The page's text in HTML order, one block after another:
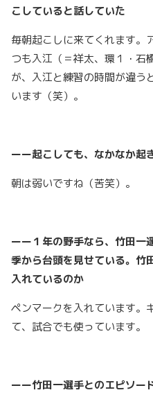
こしていると話していた
毎朝起こしに来てくれます。
つも入江（＝祥太、環１・石
が、入江と練習の時間が違う
います（笑）。
ーー起こしても、なかなか起
朝は弱いですね（苦笑）。
ーー１年の野手なら、竹田一
季から台頭を見せている。竹
入れているのか
ペンマークを入れています。
て、試合でも使っています。
ーー竹田一選手とのエピソー